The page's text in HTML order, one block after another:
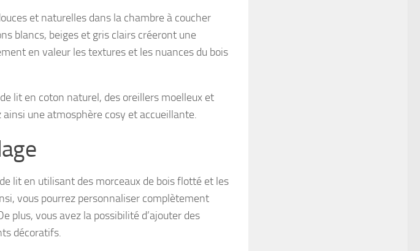
et naturelles dans la chambre à coucher
blancs, beiges et gris clairs créeront une
en valeur les textures et les nuances du bois
lit en coton naturel, des oreillers moelleux et
une atmosphère cosy et accueillante.
lit en utilisant des morceaux de bois flotté et les
vous pourrez personnaliser complètement
plus, vous avez la possibilité d’ajouter des
décoratifs.